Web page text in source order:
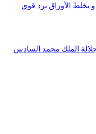
يخلط الأوراق برد قوي
الملك محمد السادس